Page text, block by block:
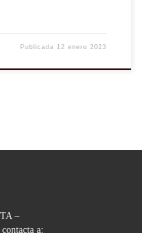
Publicada 12 enero 2023
–
a: